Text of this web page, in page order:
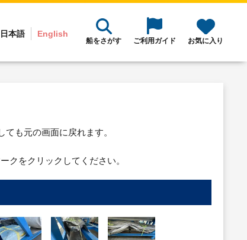
日本語 English
船をさがす ご利用ガイド お気に入り
も元の画面に戻れます。
クをクリックしてください。